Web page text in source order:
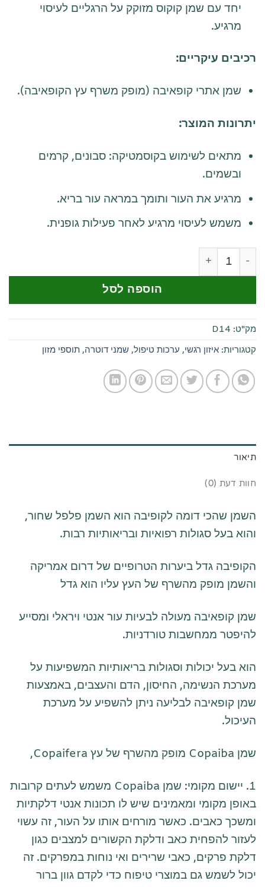
יחד עם שמן קוקוס מזוקק על הרגליים לעיסוי
מרגיע.
רכיבים עיקריים:
שמן אתרי קופאיבה (מופק משרף עץ הקופאיבה).
יתרונות המוצר:
מתאים לשימוש בקוסמטיקה: סבונים, קרמים
ובשמים.
מרגיע את העור ותומך במראה עור בריא.
משמש לעיסוי מרגיע לאחר פעילות גופנית.
כמות של שמן אתרי קופאיבה (copaiba) של dōTERRA - מרגיע ומרענן מהטבע
הוספה לסל
מק"ט: D14
קטגוריות: איזון רגשי, ערכות טיפול, שמני דוטרה, תוספי מזון
תיאור
חוות דעת (0)
השמן שהכי דומה לקופיבה הוא השמן פלפל שחור,
והוא בעל סגולות רפואיות ובריאותיות רבות.
הקופיבה גדל ביערות הטרופיים של דרום אמריקה
והשמן מופק מהשרף של העץ עליו הוא גדל
שמן קופאיבה מעולה לבעיות עור אנטי ויראלי ומסייע
להיפטר ממחשבות טורדניות.
הוא בעל יכולות וסגולות בריאותיות המשפיעות על
מערכת הנשימה, החיסון, הדם והעצבים, באמצעות
שמן קופאיבה לבליעה ניתן להשפיע על מערכת
העיכול.
שמן Copaiba מופק מהשרף של עץ Copaifera,
1. יישום מקומי: שמן Copaiba משמש לעתים קרובות
באופן מקומי ומאמינים שיש לו תכונות אנטי דלקתיות
ומשכך כאבים. כאשר מורחים אותו על העור, זה עשוי
לעזור להפחית כאב ודלקת הקשורים למצבים כגון
דלקת פרקים, כאבי שרירים ואי נוחות במפרקים. זה
יכול לשמש גם במוצרי טיפוח כדי לקדם גוון ברור